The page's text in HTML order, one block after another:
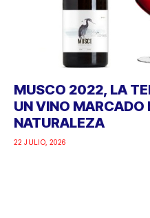
MUSCO 2022, LA
UN VINO MARCADO
NATURALEZA
22 JULIO, 2026